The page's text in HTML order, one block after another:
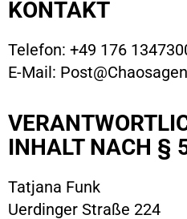
KONTAKT
Telefon: +49 176
E-Mail:
INHALT NACH §
Tatjana Funk
Uerdinger Straße 224